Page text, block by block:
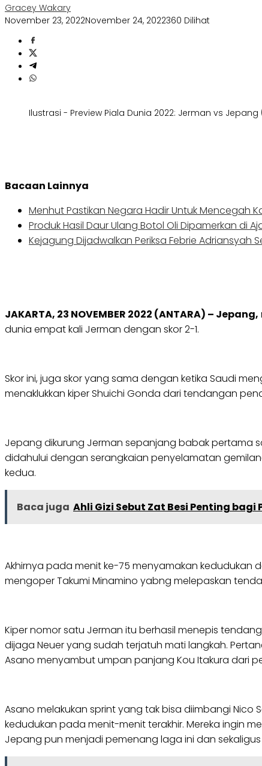
Gracey Wakary
November 23, 2022November 24, 2022360 Dilihat
Ilustrasi - Preview Piala Dunia 2022: Jerman vs Jepang
Bacaan Lainnya
Menhut Pastikan Negara Hadir Untuk Mencegah
Produk Hasil Daur Ulang Botol Oli Dipamerkan di
Kejagung Dijadwalkan Periksa Febrie Adriansyah
JAKARTA, 23 NOVEMBER 2022 (ANTARA) – Jepang,
dunia empat kali Jerman dengan skor 2-1.
Skor ini, juga skor yang sama dengan ketika Saudi
menaklukkan kiper Shuichi Gonda dari tendangan
Jepang dikurung Jerman sepanjang babak pertama
didahului dengan serangkaian penyelamatan
kedua.
Baca juga Ahli Gizi Sebut Zat Besi Penting
Akhirnya pada menit ke-75 menyamakan kedudukan
mengoper Takumi Minamino yabng melepaskan
Kiper nomor satu Jerman itu berhasil menepis
dijaga Neuer yang sudah terjatuh mati langkah.
Asano menyambut umpan panjang Kou Itakura dari
Asano melakukan sprint yang tak bisa diimbangi Nico
kedudukan pada menit-menit terakhir. Mereka ingin
Jepang pun menjadi pemenang laga ini dan